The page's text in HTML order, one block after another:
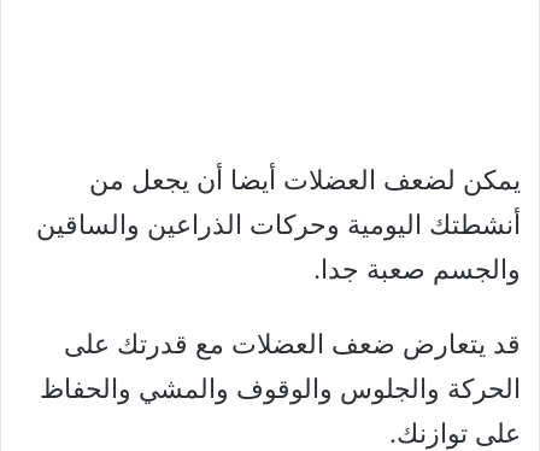
يمكن لضعف العضلات أيضا أن يجعل من
أنشطتك اليومية وحركات الذراعين والساقين
والجسم صعبة جدا.
قد يتعارض ضعف العضلات مع قدرتك على
الحركة والجلوس والوقوف والمشي والحفاظ
على توازنك.